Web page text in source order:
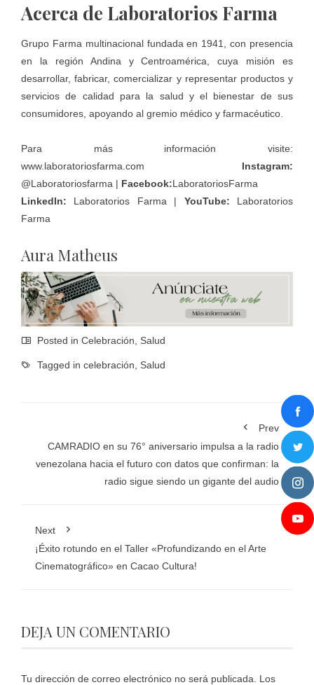
Acerca de Laboratorios Farma
Grupo Farma multinacional fundada en 1941, con presencia
en la región Andina y Centroamérica, cuya misión es
desarrollar, fabricar, comercializar y representar productos y
servicios de calidad para la salud y el bienestar de sus
consumidores, apoyando al gremio médico y farmacéutico.
Para más información visite:
www.laboratoriosfarma.com
Instagram:
@Laboratoriosfarma | Facebook:LaboratoriosFarma
LinkedIn: Laboratorios Farma| YouTube: Laboratorios
Farma
Aura Matheus
Posted in Celebración Salud
Tagged in celebración Salud
Prev
CAMRADIO en su 76° aniversario impulsa a la radio
venezolana hacia el futuro con datos que confirman: la
radio sigue siendo un gigante del audio
Next
¡Éxito rotundo en el Taller «Profundizando en el Arte
Cinematográfico» en Cacao Cultura!
DEJA UN COMENTARIO
Tu dirección de correo electrónico no será publicada.
Los